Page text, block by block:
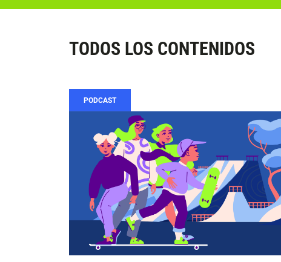
TODOS LOS CONTENIDOS
PODCAST